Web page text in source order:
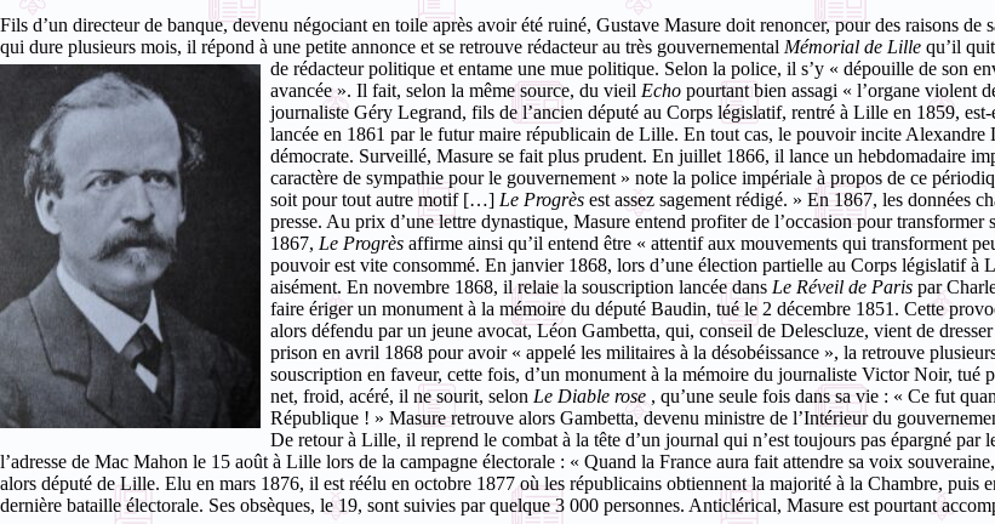
Fils d’un directeur de banque, devenu négociant en toile après avoir été ruiné, Gustave Masure doit renoncer, pour des raisons
qui dure plusieurs mois, il répond à une petite annonce et se retrouve rédacteur au très gouvernemental Mémorial de Lille qu’il
de rédacteur politique et entame une mue politique. Selon la police, il s’y « dépouille de son
avancée ». Il fait, selon la même source, du vieil Echo pourtant bien assagi « l’organe violent
journaliste Géry Legrand, fils de l’ancien député au Corps législatif, rentré à Lille en 1859,
lancée en 1861 par le futur maire républicain de Lille. En tout cas, le pouvoir incite
démocrate. Surveillé, Masure se fait plus prudent. En juillet 1866, il lance un hebdomadaire
caractère de sympathie pour le gouvernement » note la police impériale à propos de ce
soit pour tout autre motif […] Le Progrès est assez sagement rédigé. » En 1867, les données
presse. Au prix d’une lettre dynastique, Masure entend profiter de l’occasion pour
1867, Le Progrès affirme ainsi qu’il entend être « attentif aux mouvements qui transforment
pouvoir est vite consommé. En janvier 1868, lors d’une élection partielle au Corps législatif
aisément. En novembre 1868, il relaie la souscription lancée dans Le Réveil de Paris par
faire ériger un monument à la mémoire du député Baudin, tué le 2 décembre 1851. Cette
alors défendu par un jeune avocat, Léon Gambetta, qui, conseil de Delescluze, vient de
prison en avril 1868 pour avoir « appelé les militaires à la désobéissance », la retrouve
souscription en faveur, cette fois, d’un monument à la mémoire du journaliste Victor Noir,
net, froid, acéré, il ne sourit, selon Le Diable rose , qu’une seule fois dans sa vie : « Ce fut
République ! » Masure retrouve alors Gambetta, devenu ministre de l’Intérieur du
De retour à Lille, il reprend le combat à la tête d’un journal qui n’est toujours pas épargné
l’adresse de Mac Mahon le 15 août à Lille lors de la campagne électorale : « Quand la France aura fait attendre sa voix
alors député de Lille. Elu en mars 1876, il est réélu en octobre 1877 où les républicains obtiennent la majorité à la Chambre, puis
dernière bataille électorale. Ses obsèques, le 19, sont suivies par quelque 3 000 personnes. Anticlérical, Masure est pourtant